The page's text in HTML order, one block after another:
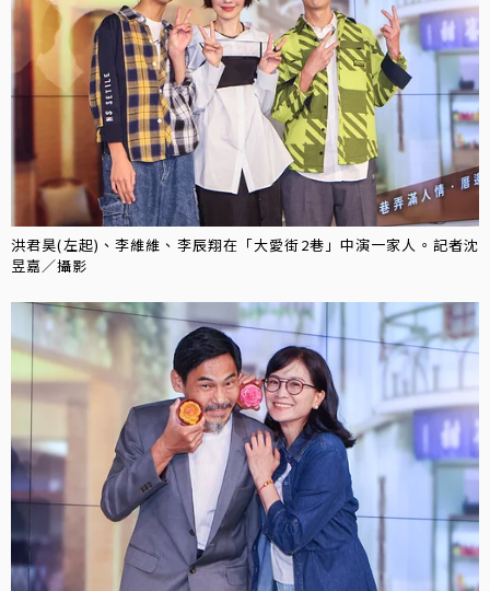
洪君昊(左起)、李維維、李辰翔在「大愛街2巷」中演一家人。記者沈
昱嘉／攝影